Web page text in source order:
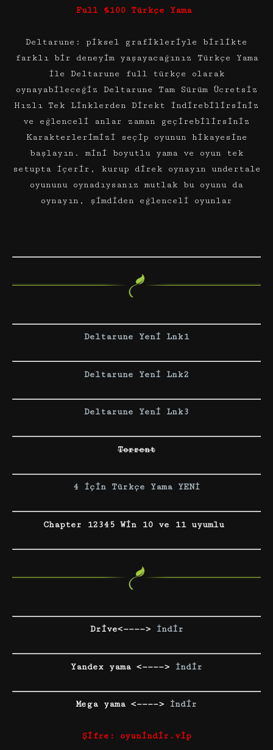
Full %100 Türkçe Yama
Deltarune: piksel grafikleriyle birlikte
farklı bir deneyim yaşayacağınız Türkçe Yama
ile Deltarune full türkçe olarak
oynayabileceğiz Deltarune Tam Sürüm Ücretsiz
Hızlı Tek Linklerden Direkt indirebilirsiniz
ve eğlenceli anlar zaman geçirebilirsiniz
Karakterlerimizi seçip oyunun hikayesine
başlayın. mini boyutlu yama ve oyun tek
setupta içerir, kurup direk oynayın undertale
oyununu oynadıysanız mutlak bu oyunu da
oynayın, şimdiden eğlenceli oyunlar
Deltarune Yeni Lnk1
Deltarune Yeni Lnk2
Deltarune Yeni Lnk3
Torrent
4 için Türkçe Yama YENİ
Chapter 12345 Win 10 ve 11uyumlu
Drive<————>İndir
Yandex yama <————> İndir
Mega yama <————> İndir
Şifre: oyunindir.vip